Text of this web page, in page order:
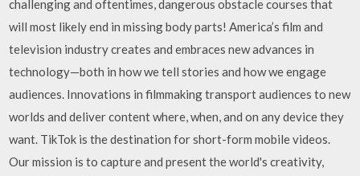
challenging and oftentimes, dangerous obstacle courses that
will most likely end in missing body parts! America’s film and
television industry creates and embraces new advances in
technology—both in how we tell stories and how we engage
audiences. Innovations in filmmaking transport audiences to new
worlds and deliver content where, when, and on any device they
want. TikTok is the destination for short-form mobile videos.
Our mission is to capture and present the world's creativity,